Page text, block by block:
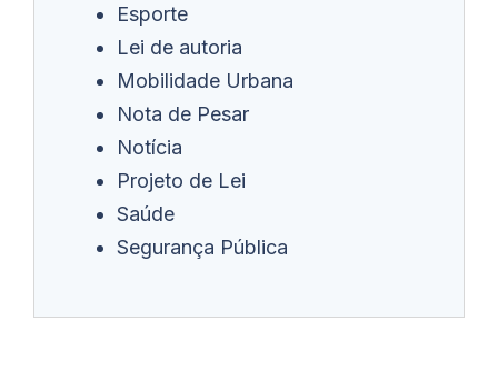
Esporte
Lei de autoria
Mobilidade Urbana
Nota de Pesar
Notícia
Projeto de Lei
Saúde
Segurança Pública